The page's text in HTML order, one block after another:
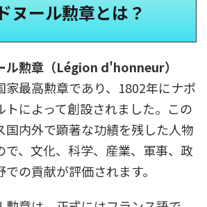
ヌール勲章とは？
ル勲章（Légion d'honneur）
家最高勲章であり、1802年にナポ
トによって創設されました。この
国内外で顕著な功績を残した人物
で、文化、科学、産業、軍事、政
の貢献が評価されます。